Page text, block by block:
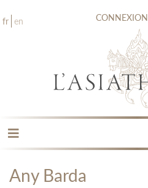
fr en CONNEXION
LES ÉDITIONS
CATALOGUE
Any Barda